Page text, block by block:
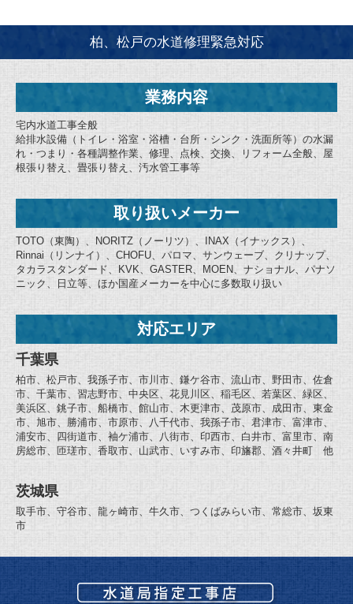
柏、松戸の水道修理緊急対応
業務内容
宅内水道工事全般
給排水設備（トイレ・浴室・浴槽・台所・シンク・洗面所等）の水漏
れ・つまり・各種調整作業、修理、点検、交換、リフォーム全般、屋
根張り替え、畳張り替え、汚水管工事等
取り扱いメーカー
TOTO（東陶）、NORITZ（ノーリツ）、INAX（イナックス）、
Rinnai（リンナイ）、CHOFU、パロマ、サンウェーブ、クリナップ、
タカラスタンダード、KVK、GASTER、MOEN、ナショナル、パナソ
ニック、日立等、ほか国産メーカーを中心に多数取り扱い
対応エリア
千葉県
柏市、松戸市、我孫子市、市川市、鎌ケ谷市、流山市、野田市、佐倉
市、千葉市、習志野市、中央区、花見川区、稲毛区、若葉区、緑区、
美浜区、銚子市、船橋市、館山市、木更津市、茂原市、成田市、東金
市、旭市、勝浦市、市原市、八千代市、我孫子市、君津市、富津市、
浦安市、四街道市、袖ケ浦市、八街市、印西市、白井市、富里市、南
房総市、匝瑳市、香取市、山武市、いすみ市、印旛郡、酒々井町 他
茨城県
取手市、守谷市、龍ヶ崎市、牛久市、つくばみらい市、常総市、坂東
市